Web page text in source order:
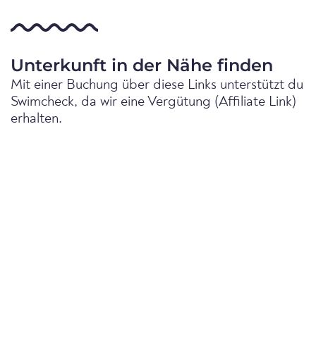
Unterkunft in der Nähe finden
Mit einer Buchung über diese Links unterstützt du
Swimcheck, da wir eine Vergütung (Affiliate Link)
erhalten.